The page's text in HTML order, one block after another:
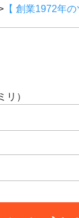
【 創業1972年
リ）